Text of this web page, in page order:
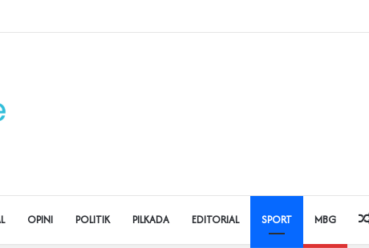
Judol dan Pinjol, Polda Banten Gandeng SPSI Perkuat Literasi Digital
OPINI POLITIK PILKADA EDITORIAL SPORT MBG